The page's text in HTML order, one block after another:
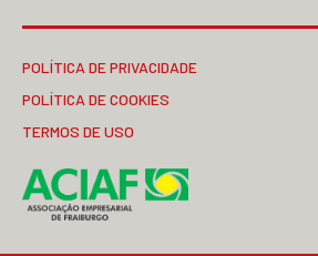
POLÍTICA DE PRIVACIDADE
POLÍTICA DE COOKIES
TERMOS DE USO